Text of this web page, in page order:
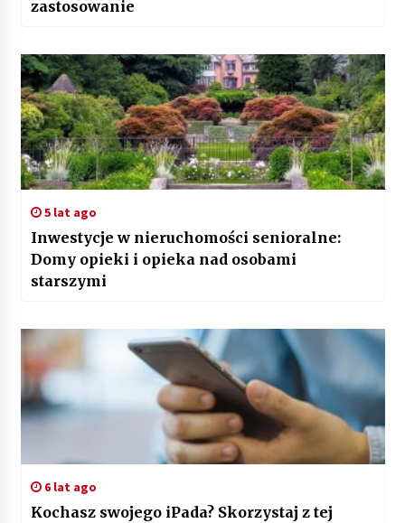
zastosowanie
5 lat ago
Inwestycje w nieruchomości senioralne:
Domy opieki i opieka nad osobami
starszymi
6 lat ago
Kochasz swojego iPada? Skorzystaj z tej